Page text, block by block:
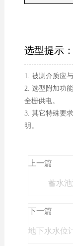
选型提示：
1. 被测介质应
2. 选型附加功
全栅供电。
3. 其它特殊要
明。
上一篇
蓄水
下一篇
地下水水位